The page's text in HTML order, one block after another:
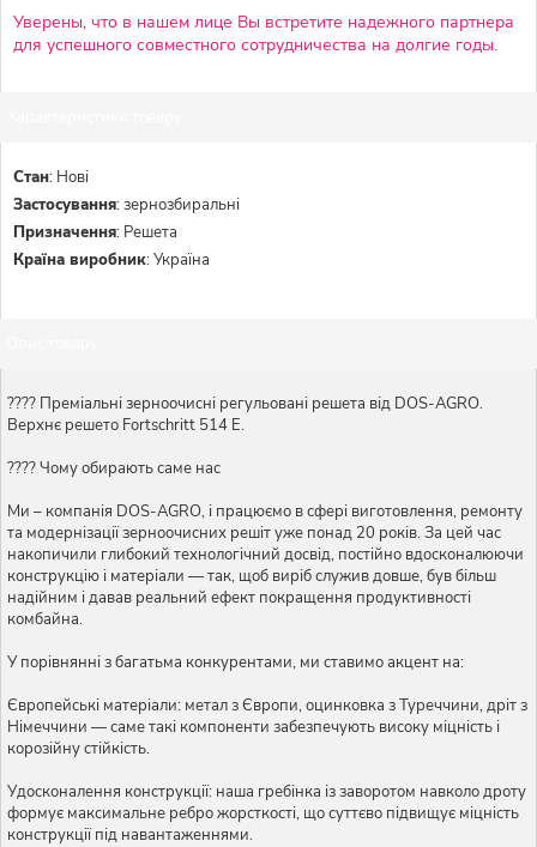
Уверены, что в нашем лице Вы встретите надежного партнера
для успешного совместного сотрудничества на долгие годы.
Стан: Нові
Застосування:зернозбиральні
Призначення: Решета
Країна виробник:Україна
???? Преміальні зерноочисні регульовані решета від DOS-AGRO.
Верхнє решето Fortschritt 514 Е.
???? Чому обирають саме нас
Ми – компанія DOS-AGRO, і працюємо в сфері виготовлення, ремонту
та модернізації зерноочисних решіт уже понад 20 років. За цей час
накопичили глибокий технологічний досвід, постійно вдосконалюючи
конструкцію і матеріали — так, щоб виріб служив довше, був більш
надійним і давав реальний ефект покращення продуктивності
комбайна.
У порівнянні з багатьма конкурентами, ми ставимо акцент на:
Європейські матеріали: метал з Європи, оцинковка з Туреччини, дріт з
Німеччини — саме такі компоненти забезпечують високу міцність і
корозійну стійкість.
Удосконалення конструкції: наша гребінка із заворотом навколо дроту
формує максимальне ребро жорсткості, що суттєво підвищує міцність
конструкції під навантаженнями.